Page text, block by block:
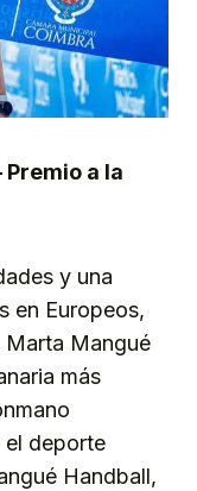
a la
y una
en Europeos,
Marta Mangué
más
el deporte
Handball,